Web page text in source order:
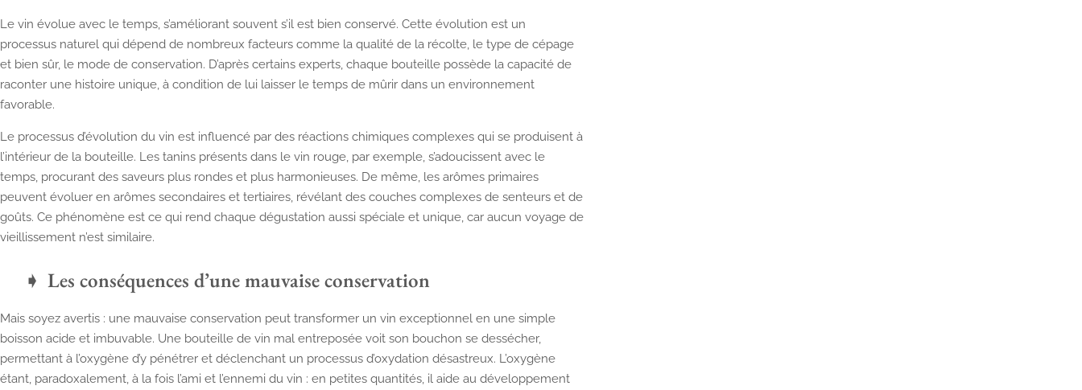
Le vin évolue avec le temps, s’améliorant souvent s’il est bien conservé. Cette évolution est un
processus naturel qui dépend de nombreux facteurs comme la qualité de la récolte, le type de cépage
et bien sûr, le mode de conservation. D’après certains experts, chaque bouteille possède la capacité de
raconter une histoire unique, à condition de lui laisser le temps de mûrir dans un environnement
favorable.
Le processus d’évolution du vin est influencé par des réactions chimiques complexes qui se produisent à
l’intérieur de la bouteille. Les tanins présents dans le vin rouge, par exemple, s’adoucissent avec le
temps, procurant des saveurs plus rondes et plus harmonieuses. De même, les arômes primaires
peuvent évoluer en arômes secondaires et tertiaires, révélant des couches complexes de senteurs et de
goûts. Ce phénomène est ce qui rend chaque dégustation aussi spéciale et unique, car aucun voyage de
vieillissement n’est similaire.
Les conséquences d’une mauvaise conservation
Mais soyez avertis : une mauvaise conservation peut transformer un vin exceptionnel en une simple
boisson acide et imbuvable. Une bouteille de vin mal entreposée voit son bouchon se dessécher,
permettant à l’oxygène d’y pénétrer et déclenchant un processus d’oxydation désastreux. L’oxygène
étant, paradoxalement, à la fois l’ami et l’ennemi du vin : en petites quantités, il aide au développement